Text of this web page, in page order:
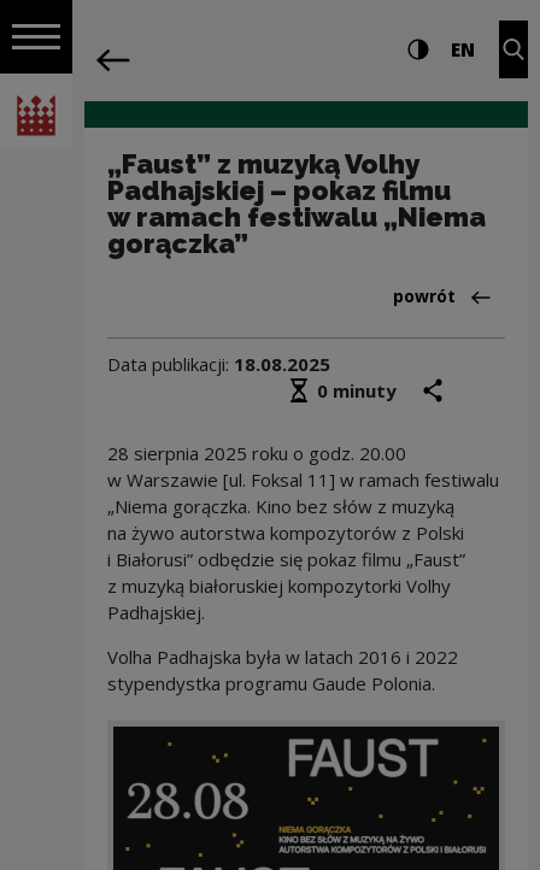
Włącz nawigację
Narodowe Centrum Kultury
Nawigacja Ustawienia i Wysoki
EN
„Faust” z muzyką Volhy
Padhajskiej – pokaz filmu
w ramach festiwalu „Niema
gorączka”
Powrót
powrót
Data publikacji: 18.08.2025
Średni czas czytania
0 minuty
28 sierpnia 2025 roku o godz. 20.00
w Warszawie [ul. Foksal 11] w ramach festiwalu
„Niema gorączka. Kino bez słów z muzyką
na żywo autorstwa kompozytorów z Polski
i Białorusi” odbędzie się pokaz filmu „Faust”
z muzyką białoruskiej kompozytorki Volhy
Padhajskiej.
Volha Padhajska była w latach 2016 i 2022
stypendystka programu Gaude Polonia.